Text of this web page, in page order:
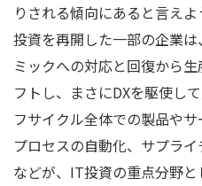
りされる傾向にあると言えよ
投資を再開した一部の企業
ミックへの対応と回復から
フトし、まさにDXを駆使し
フサイクル全体での製品や
プロセスの自動化、サプラ
などが、IT投資の重点分野